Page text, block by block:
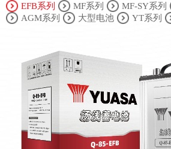
EFB系列 MF系列 MF-SY系列
AGM系列
大型电池 YT系列